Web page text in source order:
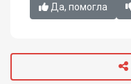
Да, помогла